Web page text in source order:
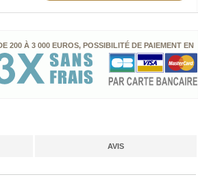
200 À 3 000 EUROS, POSSIBILITÉ DE PAIEMENT EN
AVIS